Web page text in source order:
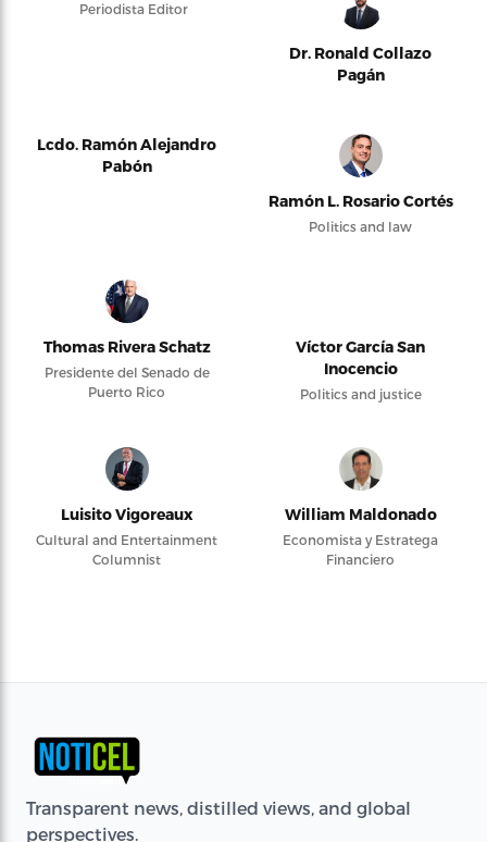
Periodista Editor
Dr. Ronald Collazo
Pagán
Lcdo. Ramón Alejandro
Pabón
Ramón L. Rosario Cortés
Politics and law
Thomas Rivera Schatz
Presidente del Senado de
Puerto Rico
Víctor García San
Inocencio
Politics and justice
Luisito Vigoreaux
Cultural and Entertainment
Columnist
William Maldonado
Economista y Estratega
Financiero
Transparent news, distilled views, and global
perspectives.